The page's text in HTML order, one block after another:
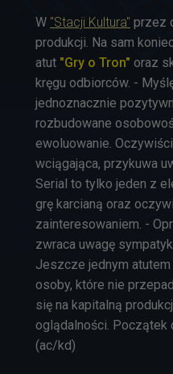
W "Stacji Kultura" przez
produkcji. Na sam
atut "Gry o Tron" oraz
kręgu odbiorców. -
jednoznacznie
rozbudowane
ewoluowanie.
wciągająca, przykuwa
Serial to tylko jeden z
grę karcianą oraz
zainteresowaniem. -
zwraca uwagę
Jeszcze jednym atutem
osoby, które nie
się na kapitalną
oglądalności. Początek
(ac/kd)